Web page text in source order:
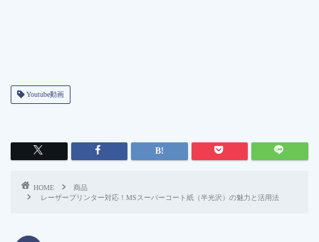
Youtube動画
HOME
商品
レーザープリンター対応！MSスーパーコート紙（半光沢）の魅力と活用法